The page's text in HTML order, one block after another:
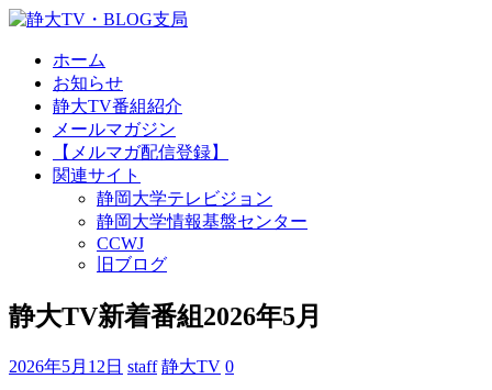
ホーム
お知らせ
静大TV番組紹介
メールマガジン
【メルマガ配信登録】
関連サイト
静岡大学テレビジョン
静岡大学情報基盤センター
CCWJ
旧ブログ
静大TV新着番組2026年5月
2026年5月12日 staff 静大TV 0